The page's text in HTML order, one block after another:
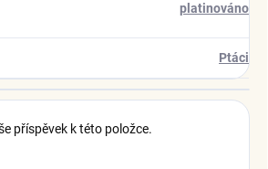
platinováno
Ptáci
příspěvek k této položce.